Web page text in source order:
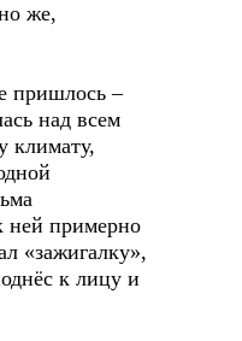
же,
пришлось –
над всем
климату,
ней примерно
«зажигалку»,
к лицу и